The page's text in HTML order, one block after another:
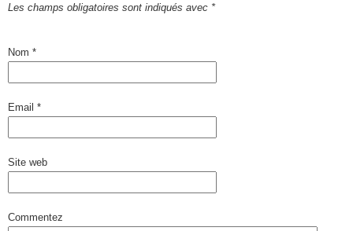
Les champs obligatoires sont indiqués avec *
Nom *
Email *
Site web
Commentez